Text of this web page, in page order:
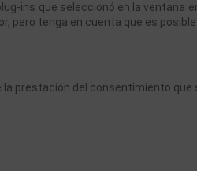
ins que seleccionó en la ventana
pero tenga en cuenta que es
prestación del consentimiento